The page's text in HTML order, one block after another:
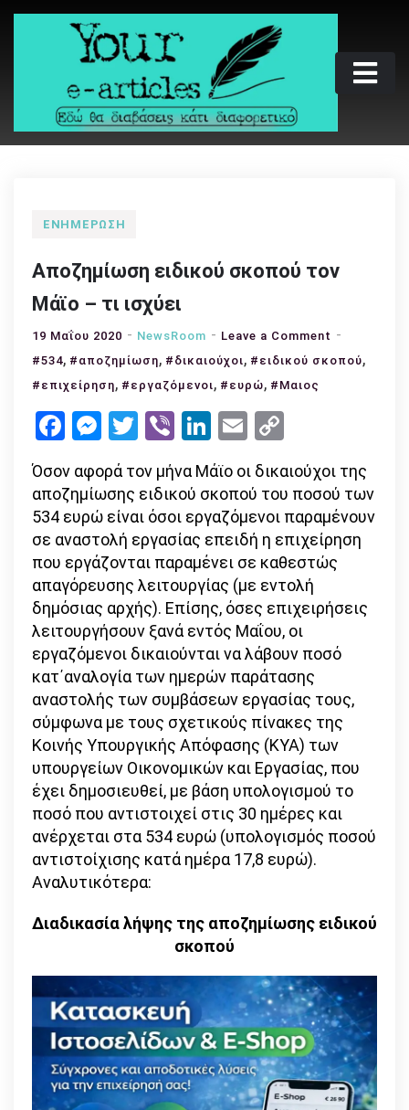
Skip
Your e-articles
Εδώ θα διαβάσεις κάτι διαφορετικό
ΕΝΗΜΈΡΩΣΗ
Αποζημίωση ειδικού σκοπού τον
Μάϊο – τι ισχύει
19 Μαΐου 2020 NewsRoom Leave a Comment on
–
τι
ισχύει
#534, #αποζημίωση, #δικαιούχοι, #ειδικού σκοπού,
#επιχείρηση, #εργαζόμενοι, #ευρώ, #Μαιος
Facebook
Messenger
Twitter
ViberLinkedIn
Email
Link
Όσον αφορά τον μήνα Μάϊο οι δικαιούχοι της
αποζημίωσης ειδικού σκοπού του ποσού των
534 ευρώ είναι όσοι εργαζόμενοι παραμένουν
σε αναστολή εργασίας επειδή η επιχείρηση
που εργάζονται παραμένει σε καθεστώς
απαγόρευσης λειτουργίας (με εντολή
δημόσιας αρχής). Επίσης, όσες επιχειρήσεις
λειτουργήσουν ξανά εντός Μαΐου, οι
εργαζόμενοι δικαιούνται να λάβουν ποσό
κατ΄αναλογία των ημερών παράτασης
αναστολής των συμβάσεων εργασίας τους,
σύμφωνα με τους σχετικούς πίνακες της
Κοινής Υπουργικής Απόφασης (ΚΥΑ) των
υπουργείων Οικονομικών και Εργασίας, που
έχει δημοσιευθεί, με βάση υπολογισμού το
ποσό που αντιστοιχεί στις 30 ημέρες και
ανέρχεται στα 534 ευρώ (υπολογισμός ποσού
αντιστοίχισης κατά ημέρα 17,8 ευρώ).
Αναλυτικότερα:
Διαδικασία λήψης της αποζημίωσης ειδικού
σκοπού